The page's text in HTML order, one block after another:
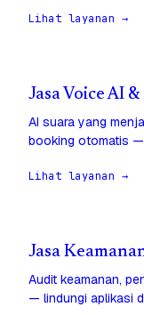
Lihat layanan →
Jasa Voice AI
AI suara yang
booking otomatis —
Lihat layanan →
Jasa
Audit keamanan,
— lindungi aplikasi